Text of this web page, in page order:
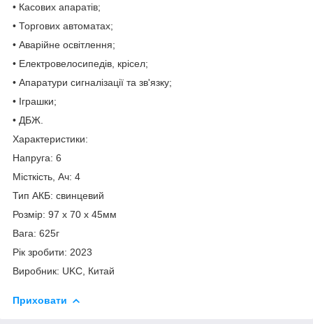
• Касових апаратів;
• Торгових автоматах;
• Аварійне освітлення;
• Електровелосипедів, крісел;
• Апаратури сигналізації та зв'язку;
• Іграшки;
• ДБЖ.
Характеристики:
Напруга: 6
Місткість, Ач: 4
Тип АКБ: свинцевий
Розмір: 97 х 70 х 45мм
Вага: 625г
Рік зробити: 2023
Виробник: UKC, Китай
Приховати